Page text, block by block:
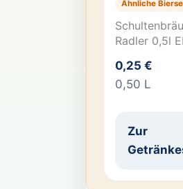
Ähnliche
Radler 0,5l
0,25 €
0,50 L
Zur